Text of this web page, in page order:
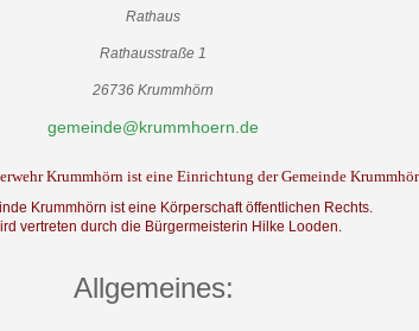
Rathaus
Rathausstraße 1
26736 Krummhörn
gemeinde@krummhoern.de
Krummhörn ist eine Einrichtung der Gemeinde
Krummhörn ist eine Körperschaft öffentlichen Rechts.
vertreten durch die Bürgermeisterin Hilke Looden.
Allgemeines: